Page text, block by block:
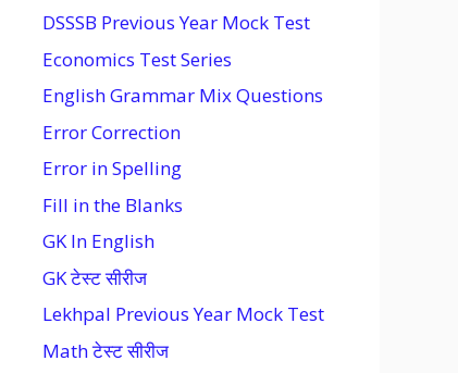
DSSSB Previous Year Mock Test
Economics Test Series
English Grammar Mix Questions
Error Correction
Error in Spelling
Fill in the Blanks
GK In English
GK टेस्ट सीरीज
Lekhpal Previous Year Mock Test
Math टेस्ट सीरीज